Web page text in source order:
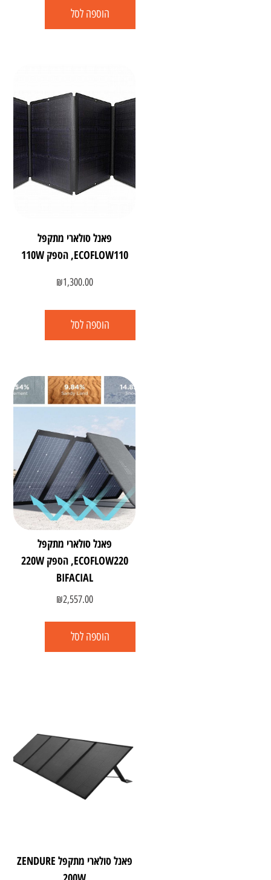
הוספה לסל
פאנל סולארי מתקפל
ECOFLOW110, הספק 110W
₪1,300.00
הוספה לסל
פאנל סולארי מתקפל
ECOFLOW220, הספק 220W
BIFACIAL
₪2,557.00
הוספה לסל
פאנל סולארי מתקפל ZENDURE